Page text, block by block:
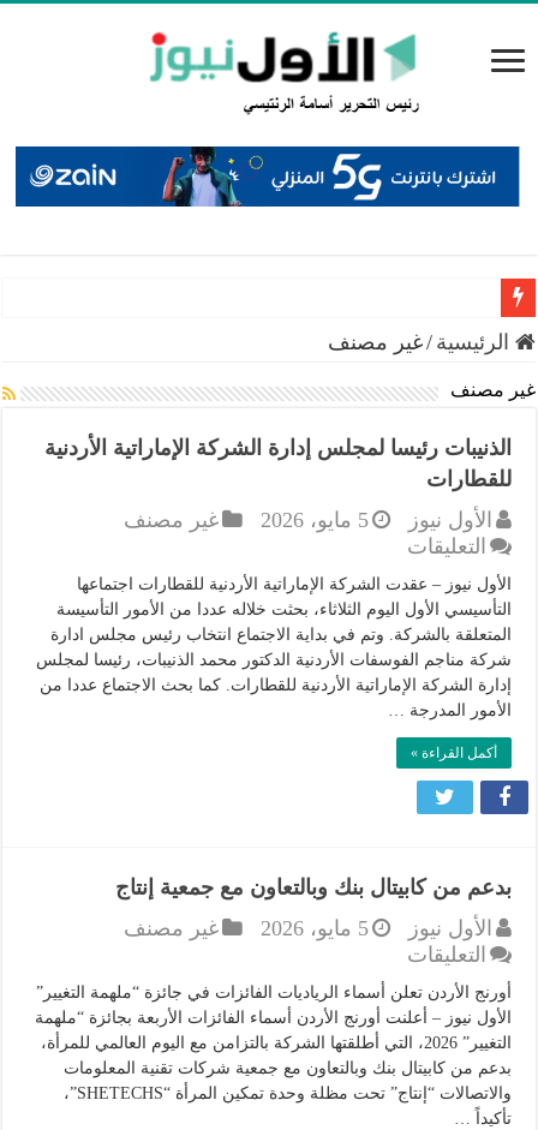
راتب الشيخوخة من الضمان.. الصبيحي يكشف الشروط والـ180 اشتراكاً
الرئيسية /غير مصنف
غير مصنف
الذنيبات رئيسا لمجلس إدارة الشركة الإماراتية الأردنية
للقطارات
الأول نيوز
5 مايو، 2026
غير مصنف
التعليقات
الذنيبات
رئيسا
لمجلس
إدارة
الشركة
الأول نيوز – عقدت الشركة الإماراتية الأردنية للقطارات اجتماعها
التأسيسي الأول اليوم الثلاثاء، بحثت خلاله عددا من الأمور التأسيسة
المتعلقة بالشركة. وتم في بداية الاجتماع انتخاب رئيس مجلس ادارة
شركة مناجم الفوسفات الأردنية الدكتور محمد الذنيبات، رئيسا لمجلس
إدارة الشركة الإماراتية الأردنية للقطارات. كما بحث الاجتماع عددا من
الأمور المدرجة …
أكمل القراءة »
بدعم من كابيتال بنك وبالتعاون مع جمعية إنتاج
الأول نيوز
5 مايو، 2026
غير مصنف
التعليقات
بدعم
من
كابيتال
بنك
وبالتعاون
أورنج الأردن تعلن أسماء الرياديات الفائزات في جائزة “ملهمة التغيير”
الأول نيوز – أعلنت أورنج الأردن أسماء الفائزات الأربعة بجائزة “ملهمة
التغيير” 2026، التي أطلقتها الشركة بالتزامن مع اليوم العالمي للمرأة،
بدعم من كابيتال بنك وبالتعاون مع جمعية شركات تقنية المعلومات
والاتصالات “إنتاج” تحت مظلة وحدة تمكين المرأة “SHETECHS”،
تأكيداً …